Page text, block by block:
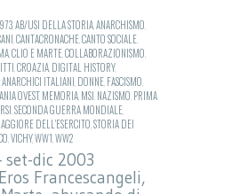
AB/USI DELLA STORIAANARCHISMO
CANTACRONACHECANTO SOCIALE
CLIO E MARTECOLLABORAZIONISMO
CROAZIA DIGITAL HISTORY,
ITALIANI DONNE FASCISMO
OVEST,MEMORIA MSI NAZISMO PRIMA
RSI SECONDA GUERRA MONDIALE
DELL'ESERCITO STORIA DEI
VICHY,WW1 WW2
dic 2003
Francescangeli,